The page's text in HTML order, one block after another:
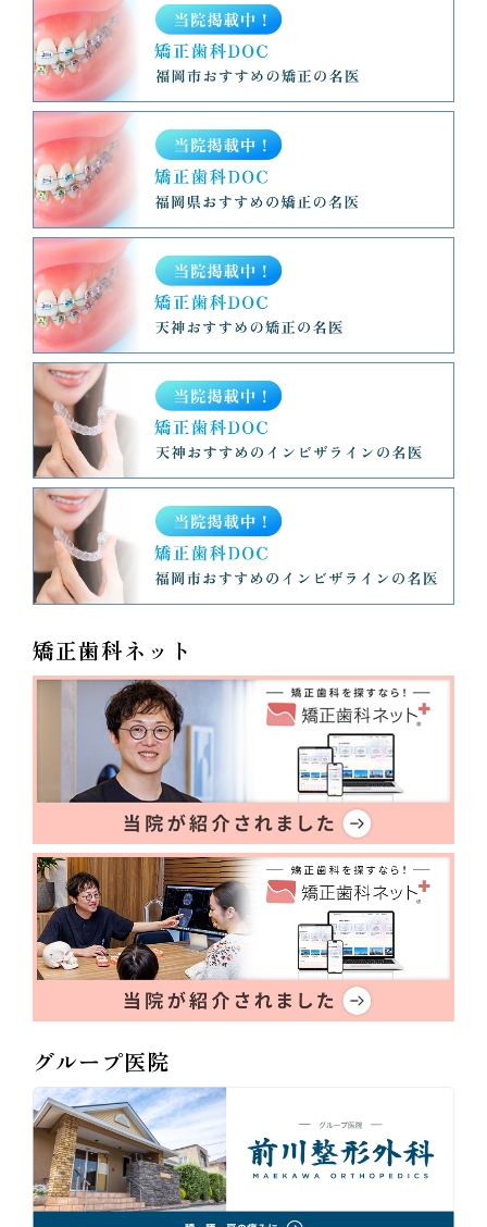
矯正歯科ネット
グループ医院